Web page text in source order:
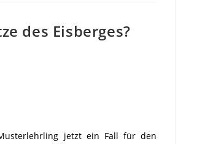
des Eisberges?
jetzt ein Fall für den